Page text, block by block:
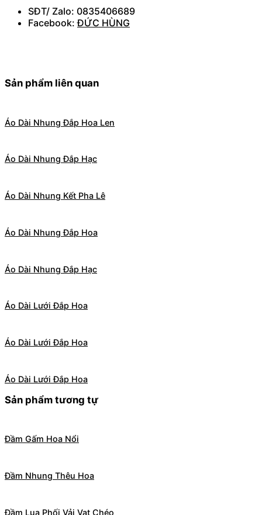
SĐT/ Zalo: 0835406689
Facebook:ĐỨC HÙNG
Sản phẩm liên quan
Áo Dài Nhung Đắp Hoa Len
Áo Dài Nhung Đắp Hạc
Áo Dài Nhung Kết Pha Lê
Áo Dài Nhung Đắp Hoa
Áo Dài Nhung Đắp Hạc
Áo Dài Lưới Đắp Hoa
Áo Dài Lưới Đắp Hoa
Áo Dài Lưới Đắp Hoa
Sản phẩm tương tự
Đầm Gấm Hoa Nổi
Đầm Nhung Thêu Hoa
Đầm Lụa Phối Vải Vạt Chéo